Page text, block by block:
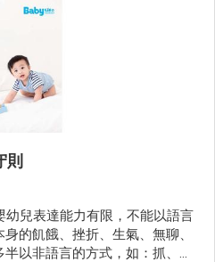
則
幼兒表達能力有限，不能以語言
的飢餓、挫折、生氣、無聊、
以非語言的方式，如：抓、咬